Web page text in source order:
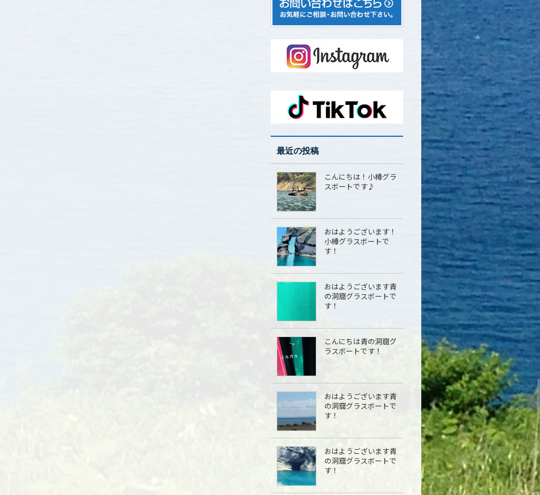
最近の投稿
こんにちは！小樽グラ
スボートです♪
おはようございます！
小樽グラスボートで
す！
おはようございます青
の洞窟グラスボートで
す！
こんにちは青の洞窟グ
ラスボートです！
おはようございます青
の洞窟グラスボートで
す！
おはようございます青
の洞窟グラスボートで
す！